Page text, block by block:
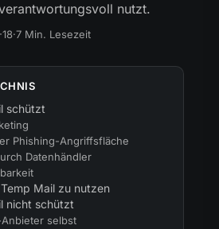
nutzt.
·7 Min. Lesezeit
schützt
Phishing-Angriffsfläche
Datenhändler
Mail zu nutzen
nicht schützt
selbst